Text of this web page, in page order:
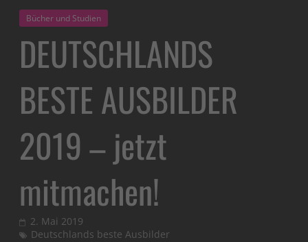
Bücher und Studien
DEUTSCHLANDS
BESTE AUSBILDER
2019 – jetzt
mitmachen!
2. Mai 2019
Deutschlands beste Ausbilder